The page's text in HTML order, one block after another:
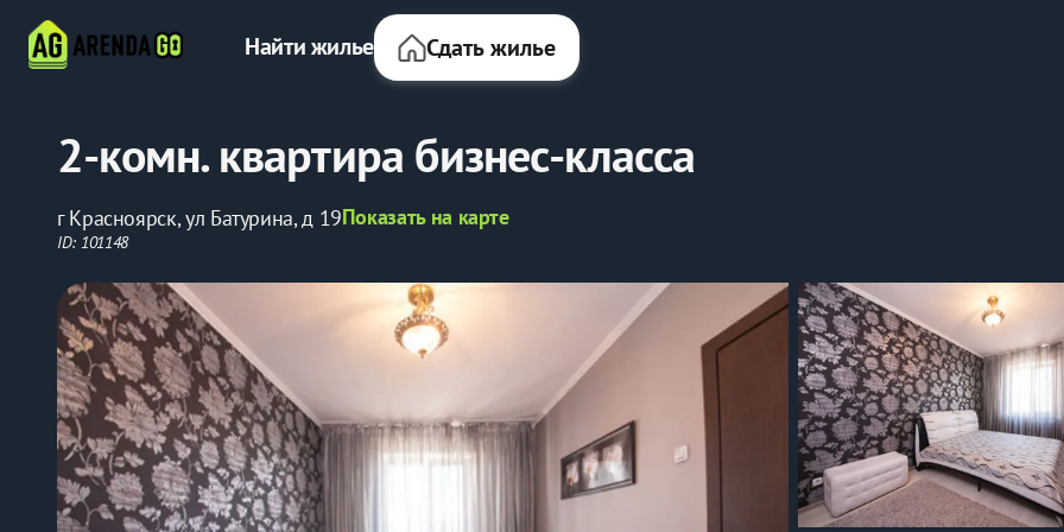
Найти жилье Сдать жилье
2-комн. квартира бизнес-класса
г Красноярск, ул Батурина, д 19Показать на карте
ID: 101148